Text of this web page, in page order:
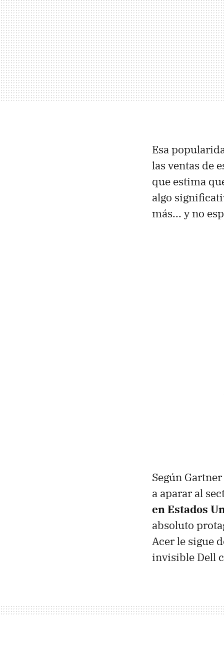
Esa
las ventas de
que estima
algo
más... y no
Según
a aparar al
en Estados
absoluto
Acer le sigue
invisible Dell